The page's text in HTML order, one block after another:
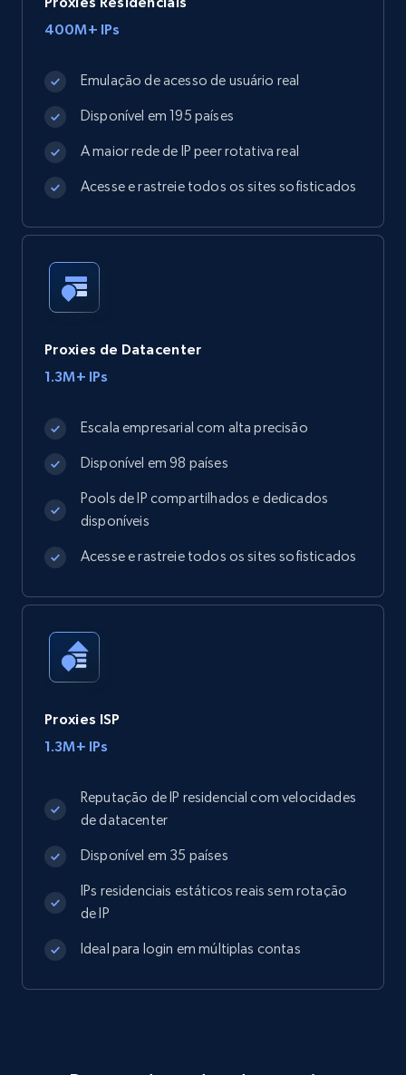
400M+ IPs
Emulação de acesso de usuário real
Disponível em 195 países
A maior rede de IP peer rotativa real
Acesse e rastreie todos os sites sofisticados
Proxies de Datacenter
1.3M+ IPs
Escala empresarial com alta precisão
Disponível em 98 países
Pools de IP compartilhados e dedicados
disponíveis
Acesse e rastreie todos os sites sofisticados
Proxies ISP
1.3M+ IPs
Reputação de IP residencial com velocidades
de datacenter
Disponível em 35 países
IPs residenciais estáticos reais sem rotação
de IP
Ideal para login em múltiplas contas